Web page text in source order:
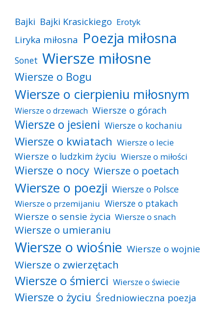
Bajki Bajki Krasickiego Erotyk
Liryka miłosna Poezja miłosna
Sonet Wiersze miłosne
Wiersze o Bogu
Wiersze o cierpieniu miłosnym
Wiersze o drzewach Wiersze o górach
Wiersze o jesieni Wiersze o kochaniu
Wiersze o kwiatach Wiersze o lecie
Wiersze o ludzkim życiu Wiersze o miłości
Wiersze o nocy Wiersze o poetach
Wiersze o poezji Wiersze o Polsce
Wiersze o przemijaniu Wiersze o ptakach
Wiersze o sensie życia Wiersze o snach
Wiersze o umieraniu
Wiersze o wiośnie Wiersze o wojnie
Wiersze o zwierzętach
Wiersze o śmierci Wiersze o świecie
Wiersze o życiu Średniowieczna poezja